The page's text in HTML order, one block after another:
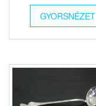
GYORSNÉZET